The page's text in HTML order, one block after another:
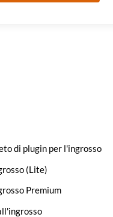
di plugin per l'ingrosso
(Lite)
Premium